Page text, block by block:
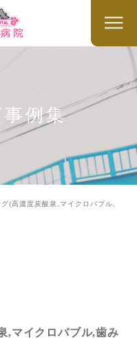
事例集
(高濃度炭酸泉,マイクロバブル,
,マイクロバブル,歯み